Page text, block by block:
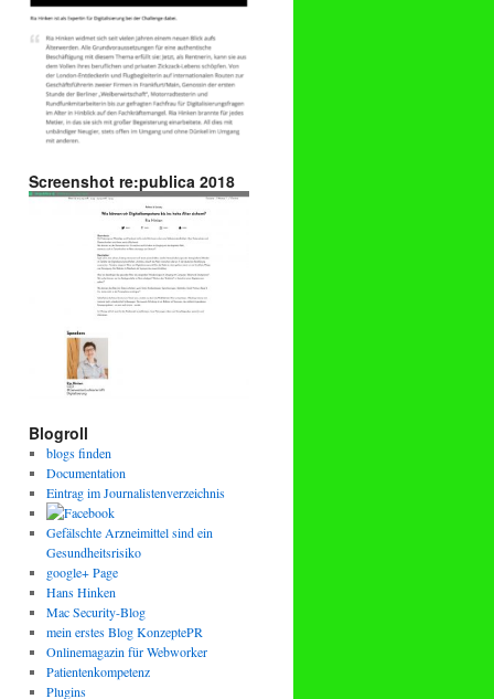
Screenshot re:publica 2018
Blogroll
blogs finden
Documentation
Eintrag im Journalistenverzeichnis
Gefälschte Arzneimittel sind ein
Gesundheitsrisiko
google+ Page
Hans Hinken
Mac Security-Blog
mein erstes Blog KonzeptePR
Onlinemagazin für Webworker
Patientenkompetenz
Plugins